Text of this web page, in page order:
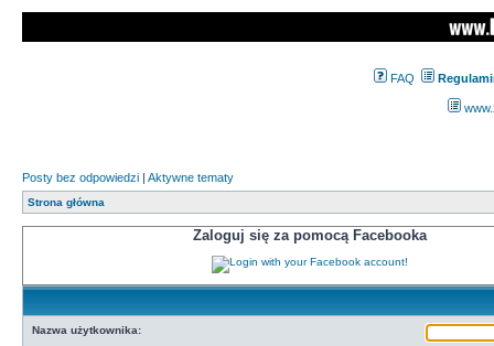
FAQ
Posty bez odpowiedzi | Aktywne tematy
Strona główna
Zaloguj się za pomocą Facebooka
Nazwa użytkownika: